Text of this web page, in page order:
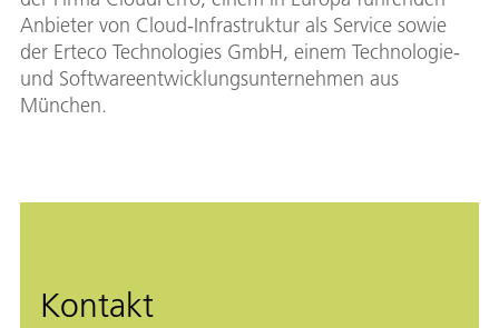
Anbieter von Cloud-Infrastruktur als Service sowie
der Erteco Technologies GmbH, einem Technologie-
und Softwareentwicklungsunternehmen aus
München.
Kontakt